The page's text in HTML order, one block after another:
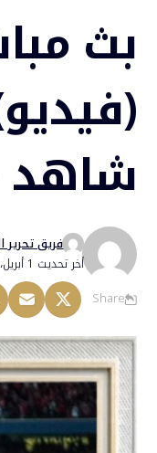
بث
شاهد
أخر تحديث 1 أبريل، 2026 9:09 م
فريق تحرير
Share